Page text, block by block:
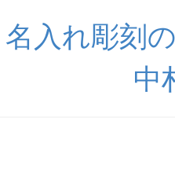
名入れ彫刻
中